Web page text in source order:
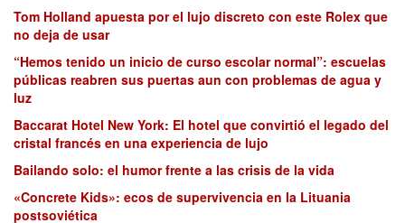
Tom Holland apuesta por el lujo discreto con este Rolex que
no deja de usar
“Hemos tenido un inicio de curso escolar normal”: escuelas
públicas reabren sus puertas aun con problemas de agua y
luz
Baccarat Hotel New York: El hotel que convirtió el legado del
cristal francés en una experiencia de lujo
Bailando solo: el humor frente a las crisis de la vida
«Concrete Kids»: ecos de supervivencia en la Lituania
postsoviética